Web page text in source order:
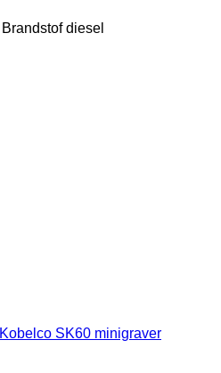
Brandstof diesel
Kobelco SK60 minigraver